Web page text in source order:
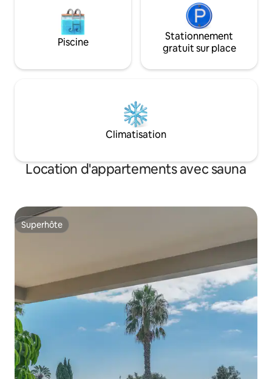
Piscine
Stationnement
gratuit sur place
Climatisation
Location d'appartements avec sauna
Superhôte
Superhôte